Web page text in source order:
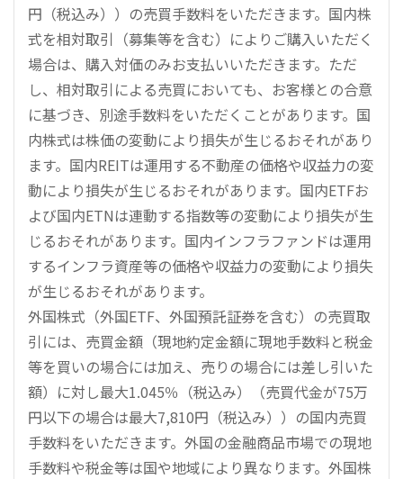
円（税込み））の売買手数料をいただきます。国内株
式を相対取引（募集等を含む）によりご購入いただく
場合は、購入対価のみお支払いいただきます。ただ
し、相対取引による売買においても、お客様との合意
に基づき、別途手数料をいただくことがあります。国
内株式は株価の変動により損失が生じるおそれがあり
ます。国内REITは運用する不動産の価格や収益力の変
動により損失が生じるおそれがあります。国内ETFお
よび国内ETNは連動する指数等の変動により損失が生
じるおそれがあります。国内インフラファンドは運用
するインフラ資産等の価格や収益力の変動により損失
が生じるおそれがあります。
外国株式（外国ETF、外国預託証券を含む）の売買取
引には、売買金額（現地約定金額に現地手数料と税金
等を買いの場合には加え、売りの場合には差し引いた
額）に対し最大1.045％（税込み）（売買代金が75万
円以下の場合は最大7,810円（税込み））の国内売買
手数料をいただきます。外国の金融商品市場での現地
手数料や税金等は国や地域により異なります。外国株